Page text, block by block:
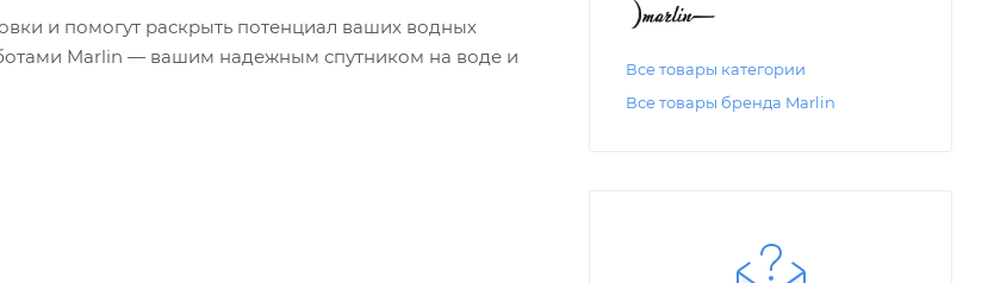
и помогут раскрыть потенциал ваших водных
Marlin — вашим надежным спутником на воде и
Все товары категории
Все товары бренда Marlin